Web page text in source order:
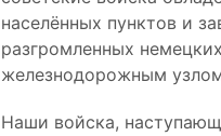
населённых пунктов и
разгромленных
железнодорожным
Наши войска,